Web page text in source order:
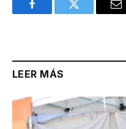
FacebookTwitter
LEER MÁS